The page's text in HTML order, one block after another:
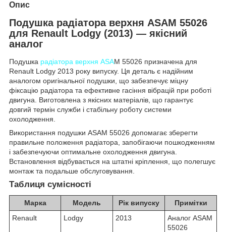
Опис
Подушка радіатора верхня ASAM 55026
для Renault Lodgy (2013) — якісний
аналог
Подушка радіатора верхня ASAM 55026 призначена для
Renault Lodgy 2013 року випуску. Ця деталь є надійним
аналогом оригінальної подушки, що забезпечує міцну
фіксацію радіатора та ефективне гасіння вібрацій при роботі
двигуна. Виготовлена з якісних матеріалів, що гарантує
довгий термін служби і стабільну роботу системи
охолодження.
Використання подушки ASAM 55026 допомагає зберегти
правильне положення радіатора, запобігаючи пошкодженням
і забезпечуючи оптимальне охолодження двигуна.
Встановлення відбувається на штатні кріплення, що полегшує
монтаж та подальше обслуговування.
Таблиця сумісності
Марка Модель Рік випуску
Примітки
Renault
Lodgy 2013
Аналог ASAM
55026